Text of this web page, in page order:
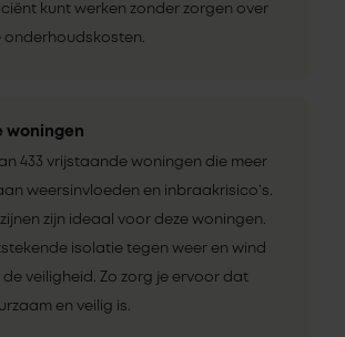
kunt werken zonder zorgen over
woningen
433 vrijstaande woningen die meer
weersinvloeden en inbraakrisico’s.
zijn ideaal voor deze woningen.
isolatie tegen weer en wind
de veiligheid. Zo zorg je ervoor dat
en veilig is.